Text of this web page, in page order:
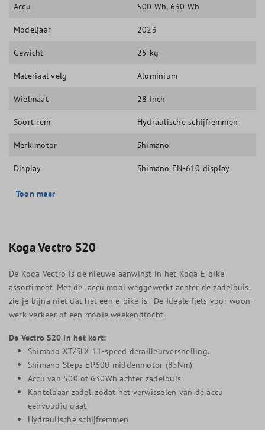
Accu 500 Wh, 630 Wh
Modeljaar 2023
Gewicht 25 kg
Materiaal velg Aluminium
Wielmaat 28 inch
Soort rem Hydraulische schijfremmen
Merk motor Shimano
Display Shimano EN-610 display
Toon meer
Koga Vectro S20
De Koga Vectro is de nieuwe aanwinst in het Koga E-bike
assortiment. Met de accu mooi weggewerkt achter de zadelbuis,
zie je bijna niet dat het een e-bike is. De Ideale fiets voor woon-
werk verkeer of een mooie weekendtocht.
De Vectro S20 in het kort:
Shimano XT/SLX 11-speed derailleurversnelling.
Shimano Steps EP600 middenmotor (85Nm)
Accu van 500 of 630Wh achter zadelbuis
Kantelbaar zadel, zodat het verwisselen van de accu
eenvoudig gaat
Hydraulische schijfremmen